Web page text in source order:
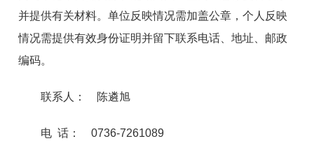
并提供有关材料。单位反映情况需加盖公章，个人反映
情况需提供有效身份证明并留下联系电话、地址、邮政
编码。
联系人： 陈遴旭
电 话： 0736-7261089